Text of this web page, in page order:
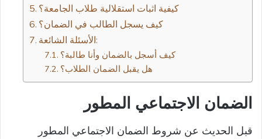
كيفية اثبات استقلالية طلاب الجامعة؟
كيف يسجل الطالب في الضمان؟
الأسئلة الشائعة:
كيف أسجل بالضمان وأنا طالبة؟
هل يقبل الضمان الطلاب؟
الضمان الاجتماعي المطور
قبل الحديث عن شروط الضمان الاجتماعي المطور